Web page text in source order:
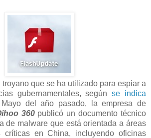
troyano que se ha utilizado para espiar a
gubernamentales, segúnse indica
del año pasado, la empresa de
360publicó un documento técnico
de malware que está orientada a áreas
críticas en China, incluyendo oficinas